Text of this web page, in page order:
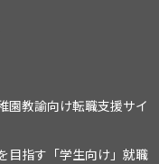
園教諭向け転職支援サイ
目指す「学生向け」就職